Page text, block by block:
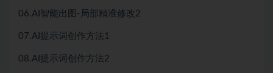
06.AI智能出图-局部精准修改2
07.AI提示词创作方法1
08.AI提示词创作方法2